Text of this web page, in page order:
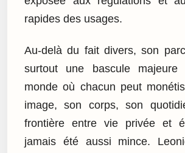
rapides des usages.
Au-delà du fait divers, son
surtout une bascule majeure
monde où chacun peut
image, son corps, son
frontière entre vie privée et
jamais été aussi mince.